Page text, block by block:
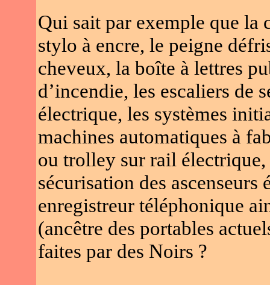
Qui sait par exemple que la
stylo à encre, le peigne
cheveux, la boîte à lettres
d’incendie, les escaliers de
électrique, les systèmes
machines automatiques à
ou trolley sur rail
sécurisation des
enregistreur téléphonique
(ancêtre des portables
faites par des Noirs ?